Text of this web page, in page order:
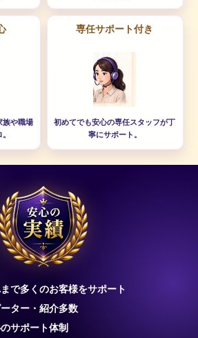
族や職場
専任サポート付き
初めてでも安心の専任スタッフが丁
寧にサポート。
で多くのお客様をサポート
ーター・紹介多数
サポート体制